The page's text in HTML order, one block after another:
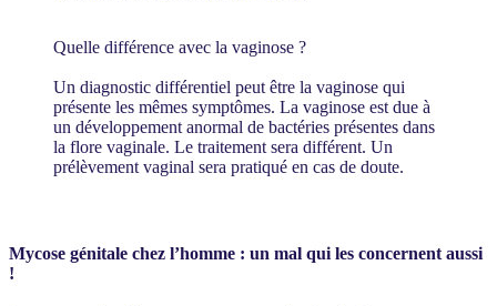
Quelle différence avec la vaginose ?
Un diagnostic différentiel peut être la vaginose qui
présente les mêmes symptômes. La vaginose est due à
un développement anormal de bactéries présentes dans
la flore vaginale. Le traitement sera différent. Un
prélèvement vaginal sera pratiqué en cas de doute.
Mycose génitale chez l’homme : un mal qui les concernent aussi
!